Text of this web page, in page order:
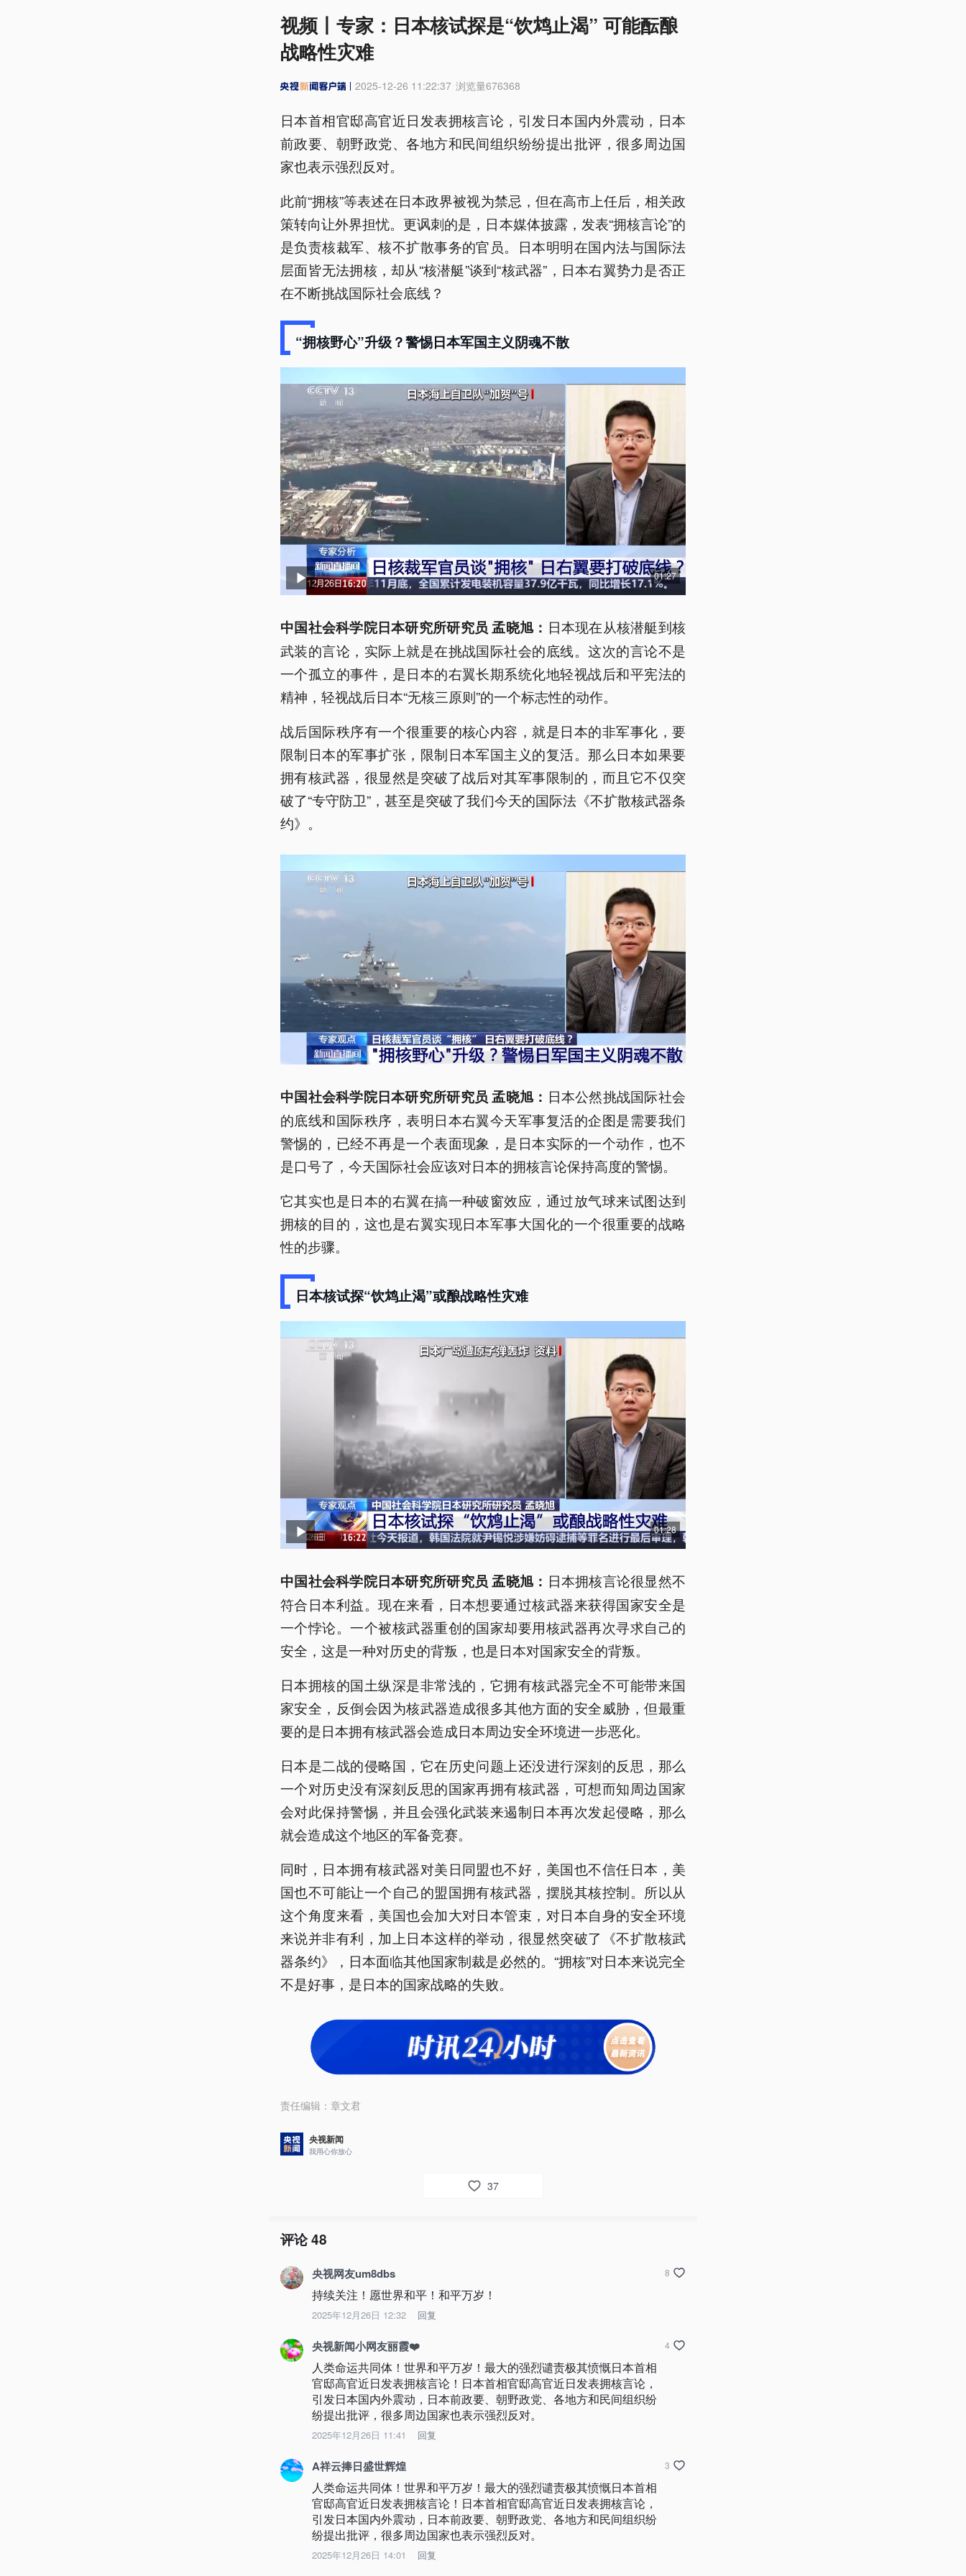
视频丨专家：日本核试探是“饮鸩止渴” 可能酝酿
战略性灾难
2025-12-26 11:22:37 浏览量676368
日本首相官邸高官近日发表拥核言论，引发日本国内外震动，日本
前政要、朝野政党、各地方和民间组织纷纷提出批评，很多周边国
家也表示强烈反对。
此前“拥核”等表述在日本政界被视为禁忌，但在高市上任后，相关政
策转向让外界担忧。更讽刺的是，日本媒体披露，发表“拥核言论”的
是负责核裁军、核不扩散事务的官员。日本明明在国内法与国际法
层面皆无法拥核，却从“核潜艇”谈到“核武器”，日本右翼势力是否正
在不断挑战国际社会底线？
“拥核野心”升级？警惕日本军国主义阴魂不散
01:27
中国社会科学院日本研究所研究员 孟晓旭： 日本现在从核潜艇到核
武装的言论，实际上就是在挑战国际社会的底线。这次的言论不是
一个孤立的事件，是日本的右翼长期系统化地轻视战后和平宪法的
精神，轻视战后日本“无核三原则”的一个标志性的动作。
战后国际秩序有一个很重要的核心内容，就是日本的非军事化，要
限制日本的军事扩张，限制日本军国主义的复活。那么日本如果要
拥有核武器，很显然是突破了战后对其军事限制的，而且它不仅突
破了“专守防卫”，甚至是突破了我们今天的国际法《不扩散核武器条
约》。
中国社会科学院日本研究所研究员 孟晓旭： 日本公然挑战国际社会
的底线和国际秩序，表明日本右翼今天军事复活的企图是需要我们
警惕的，已经不再是一个表面现象，是日本实际的一个动作，也不
是口号了，今天国际社会应该对日本的拥核言论保持高度的警惕。
它其实也是日本的右翼在搞一种破窗效应，通过放气球来试图达到
拥核的目的，这也是右翼实现日本军事大国化的一个很重要的战略
性的步骤。
日本核试探“饮鸩止渴”或酿战略性灾难
01:28
中国社会科学院日本研究所研究员 孟晓旭： 日本拥核言论很显然不
符合日本利益。现在来看，日本想要通过核武器来获得国家安全是
一个悖论。一个被核武器重创的国家却要用核武器再次寻求自己的
安全，这是一种对历史的背叛，也是日本对国家安全的背叛。
日本拥核的国土纵深是非常浅的，它拥有核武器完全不可能带来国
家安全，反倒会因为核武器造成很多其他方面的安全威胁，但最重
要的是日本拥有核武器会造成日本周边安全环境进一步恶化。
日本是二战的侵略国，它在历史问题上还没进行深刻的反思，那么
一个对历史没有深刻反思的国家再拥有核武器，可想而知周边国家
会对此保持警惕，并且会强化武装来遏制日本再次发起侵略，那么
就会造成这个地区的军备竞赛。
同时，日本拥有核武器对美日同盟也不好，美国也不信任日本，美
国也不可能让一个自己的盟国拥有核武器，摆脱其核控制。所以从
这个角度来看，美国也会加大对日本管束，对日本自身的安全环境
来说并非有利，加上日本这样的举动，很显然突破了《不扩散核武
器条约》，日本面临其他国家制裁是必然的。“拥核”对日本来说完全
不是好事，是日本的国家战略的失败。
责任编辑： 章文君
央视新闻
我用心你放心
37
评论48
央视网友um8dbs
持续关注！愿世界和平！和平万岁！
2025年12月26日 12:32 回复
8
央视新闻小网友丽霞❤️
人类命运共同体！世界和平万岁！最大的强烈谴责极其愤慨日本首相
官邸高官近日发表拥核言论！日本首相官邸高官近日发表拥核言论，
引发日本国内外震动，日本前政要、朝野政党、各地方和民间组织纷
纷提出批评，很多周边国家也表示强烈反对。
2025年12月26日 11:41 回复
4
A祥云捧日盛世辉煌
人类命运共同体！世界和平万岁！最大的强烈谴责极其愤慨日本首相
官邸高官近日发表拥核言论！日本首相官邸高官近日发表拥核言论，
引发日本国内外震动，日本前政要、朝野政党、各地方和民间组织纷
纷提出批评，很多周边国家也表示强烈反对。
2025年12月26日 14:01 回复
3